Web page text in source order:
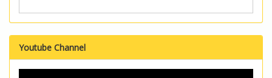
Youtube Channel